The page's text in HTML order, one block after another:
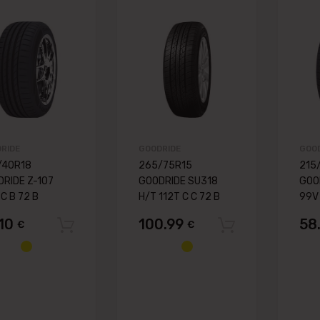
Pievienot vēlmju lapai
Pievienot salīdzināšanai
Z-107
B 72 B
€ Pievienot grozam
Pievienot
Pievienot
265/75R15
GOODRIDE SU318
H/T 112T C C 72 B
100.99 € Pievienot
99V